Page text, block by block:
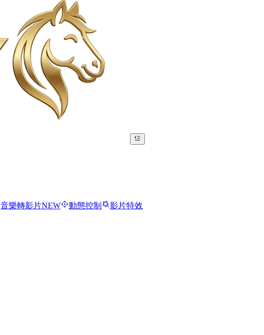
音樂轉影片NEW 動態控制 影片特效